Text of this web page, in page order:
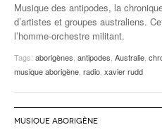
Musique des antipodes, la
d’artistes et groupes australiens.
l’homme-orchestre militant.
Tags: aborigènes antipodes Australie
musique aborigène radio xavier rudd
MUSIQUE ABORIGÈNE